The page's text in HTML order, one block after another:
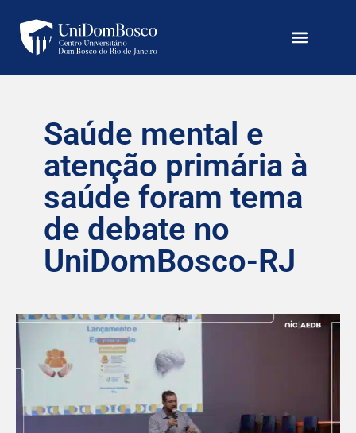
Saúde mental e
atenção primária à
saúde foram tema
de debate no
UniDomBosco-RJ